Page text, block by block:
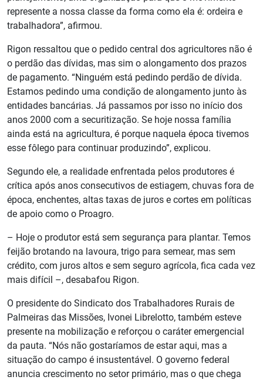
represente a nossa classe da forma como ela é: ordeira e
trabalhadora”, afirmou.
Rigon ressaltou que o pedido central dos agricultores não é
o perdão das dívidas, mas sim o alongamento dos prazos
de pagamento. “Ninguém está pedindo perdão de dívida.
Estamos pedindo uma condição de alongamento junto às
entidades bancárias. Já passamos por isso no início dos
anos 2000 com a securitização. Se hoje nossa família
ainda está na agricultura, é porque naquela época tivemos
esse fôlego para continuar produzindo”, explicou.
Segundo ele, a realidade enfrentada pelos produtores é
crítica após anos consecutivos de estiagem, chuvas fora de
época, enchentes, altas taxas de juros e cortes em políticas
de apoio como o Proagro.
– Hoje o produtor está sem segurança para plantar. Temos
feijão brotando na lavoura, trigo para semear, mas sem
crédito, com juros altos e sem seguro agrícola, fica cada vez
mais difícil –, desabafou Rigon.
O presidente do Sindicato dos Trabalhadores Rurais de
Palmeiras das Missões, Ivonei Librelotto, também esteve
presente na mobilização e reforçou o caráter emergencial
da pauta. “Nós não gostaríamos de estar aqui, mas a
situação do campo é insustentável. O governo federal
anuncia crescimento no setor primário, mas o que chega